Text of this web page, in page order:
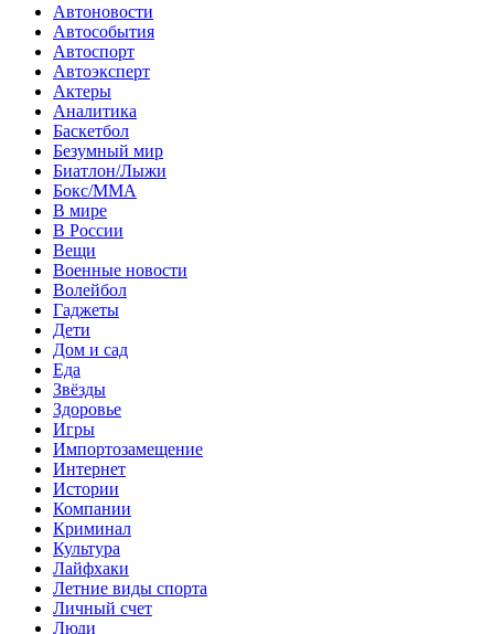
Автоновости
Автособытия
Автоспорт
Автоэксперт
Актеры
Аналитика
Баскетбол
Безумный мир
Биатлон/Лыжи
Бокс/MMA
В мире
В России
Вещи
Военные новости
Волейбол
Гаджеты
Дети
Дом и сад
Еда
Звёзды
Здоровье
Игры
Импортозамещение
Интернет
Истории
Компании
Криминал
Культура
Лайфхаки
Летние виды спорта
Личный счет
Люди